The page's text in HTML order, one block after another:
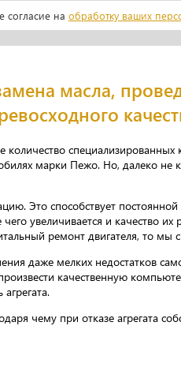
согласие на обработку ваших
масла,
специализированных
марки Пежо. Но, далеко не
Это способствует
увеличивается и качество их
ремонт двигателя, то
даже мелких недостатков
качественную
чему при отказе агрегата